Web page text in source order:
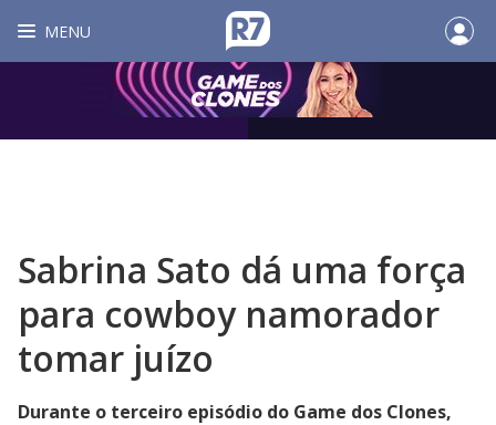
MENU
Sabrina Sato dá uma força
para cowboy namorador
tomar juízo
Durante o terceiro episódio do Game dos Clones,